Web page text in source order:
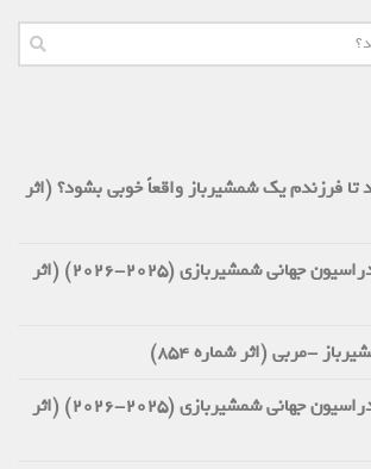
یک شمشیرباز واقعاً خوبی بشود؟ (اثر
قوانین تکنیکی فدراسیون جهانی شمشیربازی (2025-2026) (اثر
-مربی (اثر شماره 854)
قوانین تکنیکی فدراسیون جهانی شمشیربازی (2025-2026) (اثر